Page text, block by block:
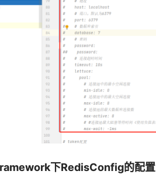
下RedisConfig的配置